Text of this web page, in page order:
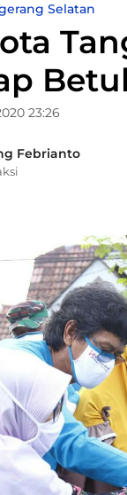
Selatan
23:26
Febrianto